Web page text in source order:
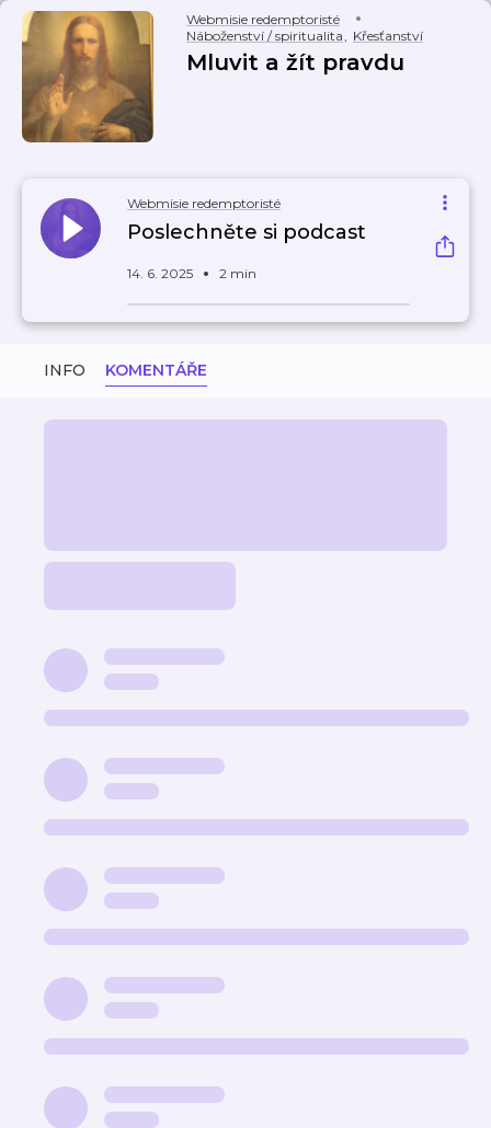
Webmisie redemptoristé
Náboženství / spiritualita, Křesťanství
Mluvit a žít pravdu
Webmisie redemptoristé
Poslechněte si podcast
14. 6. 2025 2 min
INFO KOMENTÁŘE